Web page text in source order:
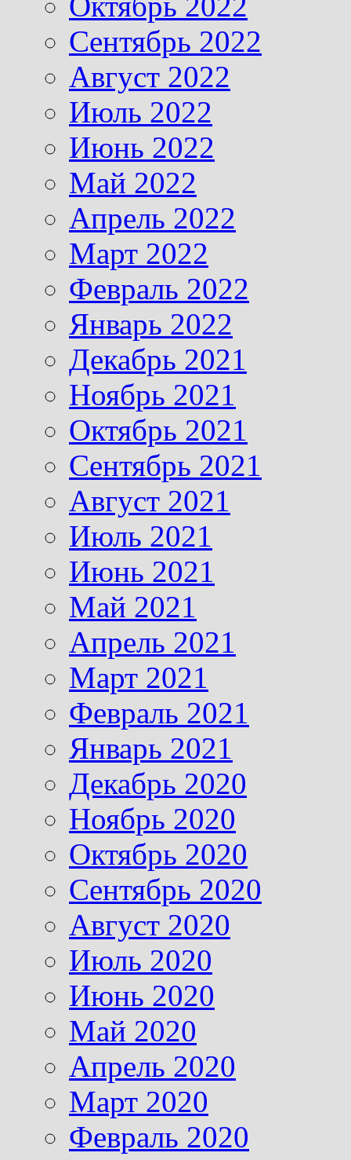
Сентябрь 2022
Август 2022
Июль 2022
Июнь 2022
Май 2022
Апрель 2022
Март 2022
Февраль 2022
Январь 2022
Декабрь 2021
Ноябрь 2021
Октябрь 2021
Сентябрь 2021
Август 2021
Июль 2021
Июнь 2021
Май 2021
Апрель 2021
Март 2021
Февраль 2021
Январь 2021
Декабрь 2020
Ноябрь 2020
Октябрь 2020
Сентябрь 2020
Август 2020
Июль 2020
Июнь 2020
Май 2020
Апрель 2020
Март 2020
Февраль 2020